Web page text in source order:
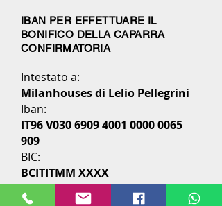
IBAN PER EFFETTUARE IL
BONIFICO DELLA CAPARRA
CONFIRMATORIA
Intestato a:
Milanhouses di Lelio Pellegrini
Iban:
IT96 V0306909 4001 0000 0065
909
BIC:
BCITITMM XXXX
Importo: